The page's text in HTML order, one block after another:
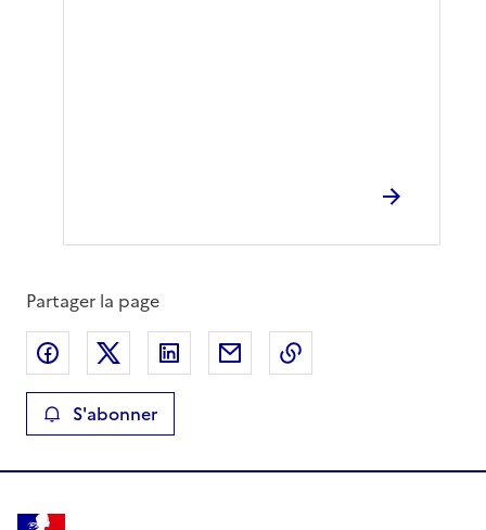
Partager la page
Partager sur Facebook
Partager sur XPartager sur LinkedIn
Partager par email
S'abonner